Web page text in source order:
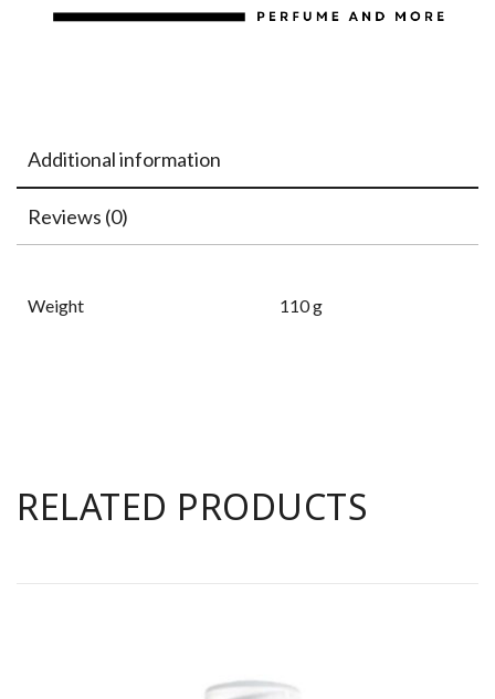
Additional information
Reviews (0)
Weight 110 g
RELATED PRODUCTS